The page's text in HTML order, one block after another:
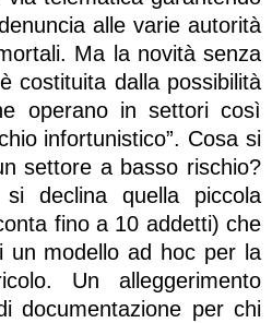
alle varie autorità
Ma la novità senza
costituita dalla possibilità
operano in settori così
infortunistico”. Cosa si
settore a basso rischio?
declina quella piccola
fino a 10 addetti) che
un modello ad hoc per la
Un alleggerimento
documentazione per chi